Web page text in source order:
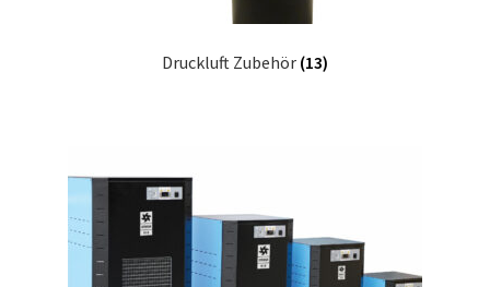
Druckluft Zubehör (13)